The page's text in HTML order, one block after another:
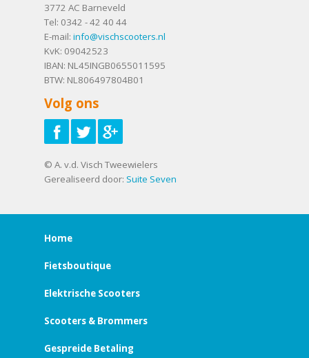
3772 AC Barneveld
Tel: 0342 - 42 40 44
E-mail: info@vischscooters.nl
KvK: 09042523
IBAN: NL45INGB0655011595
BTW: NL806497804B01
Volg ons
© A. v.d. Visch Tweewielers
Gerealiseerd door: Suite Seven
Home
Fietsboutique
Elektrische Scooters
Scooters & Brommers
Gespreide Betaling